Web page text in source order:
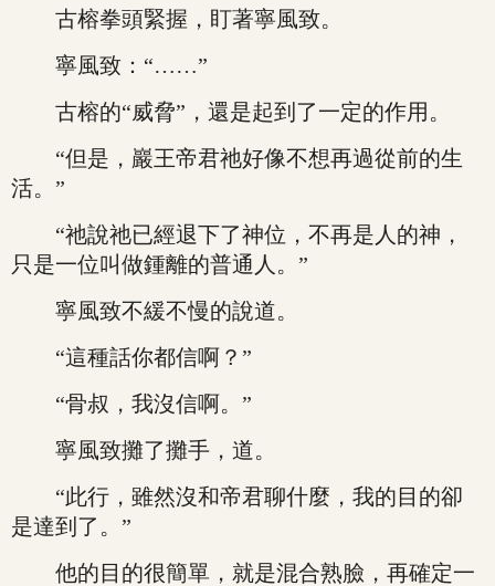
古榕拳頭緊握，盯著寧風致。
寧風致：“……”
古榕的“威脅”，還是起到了一定的作用。
“但是，巖王帝君祂好像不想再過從前的生
活。”
“祂說祂已經退下了神位，不再是人的神，
只是一位叫做鍾離的普通人。”
寧風致不緩不慢的說道。
“這種話你都信啊？”
“骨叔，我沒信啊。”
寧風致攤了攤手，道。
“此行，雖然沒和帝君聊什麼，我的目的卻
是達到了。”
他的目的很簡單，就是混合熟臉，再確定一